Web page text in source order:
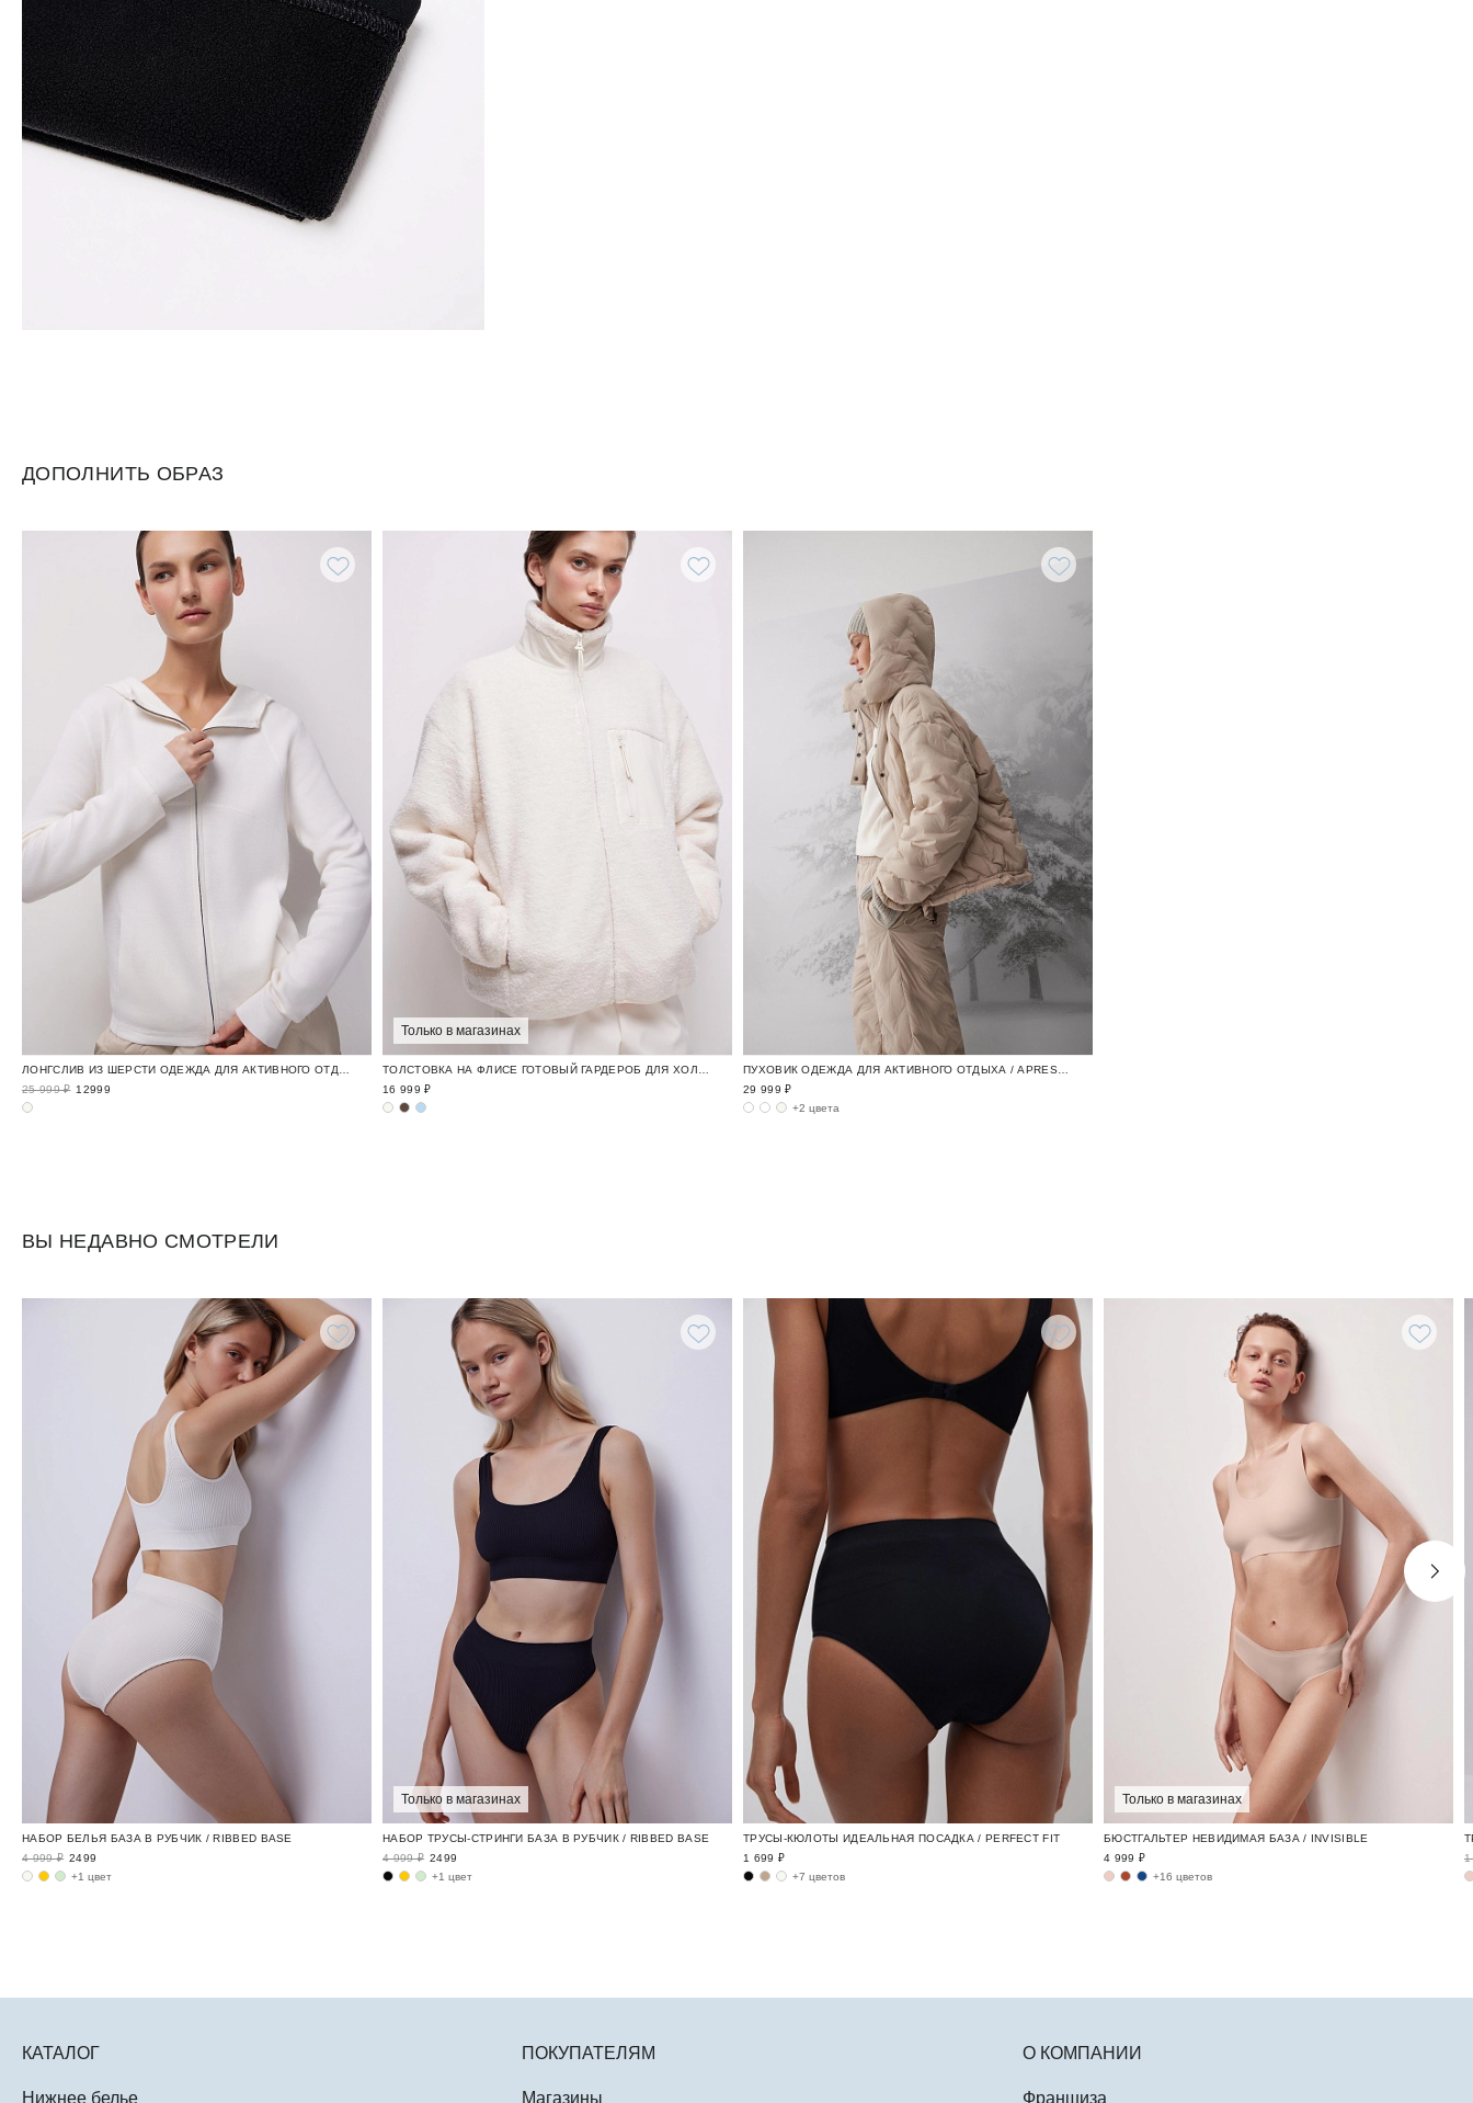
ДОПОЛНИТЬ ОБРАЗ
ЛОНГСЛИВ ИЗ ШЕРСТИ ОДЕЖДА ДЛЯ АКТИВНОГО ОТДЫХА / APRES SKI
25 999 ₽ 12999
Только в магазинах
ТОЛСТОВКА НА ФЛИСЕ ГОТОВЫЙ ГАРДЕРОБ ДЛЯ ХОЛОДОВ / OUTDOOR
16 999 ₽
ПУХОВИК ОДЕЖДА ДЛЯ АКТИВНОГО ОТДЫХА / APRES SKI
29 999 ₽
+2 цвета
ВЫ НЕДАВНО СМОТРЕЛИ
НАБОР БЕЛЬЯ БАЗА В РУБЧИК / RIBBED BASE
4 999 ₽ 2499
+1 цвет
Только в магазинах
НАБОР ТРУСЫ-СТРИНГИ БАЗА В РУБЧИК / RIBBED BASE
4 999 ₽ 2499
+1 цвет
ТРУСЫ-КЮЛОТЫ ИДЕАЛЬНАЯ ПОСАДКА / PERFECT FIT
1 699 ₽
+7 цветов
Только в магазинах
БЮСТГАЛЬТЕР НЕВИДИМАЯ БАЗА / INVISIBLE
4 999 ₽
+16 цветов
1
КАТАЛОГ
Нижнее белье
ПОКУПАТЕЛЯМ
Магазины
О КОМПАНИИ
Франшиза